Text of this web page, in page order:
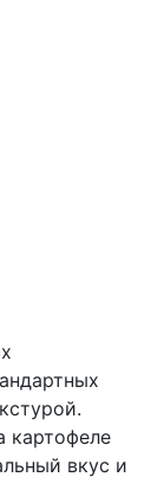
картофеле
вкус и